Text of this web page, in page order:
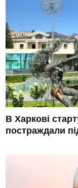
В Харкові
постраждали